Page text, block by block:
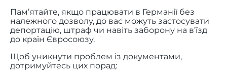
Пам’ятайте, якщо працювати в Германії без
належного дозволу, до вас можуть застосувати
депортацію, штраф чи навіть заборону на в’їзд
до країн Євросоюзу.
Щоб уникнути проблем із документами,
дотримуйтесь цих порад: